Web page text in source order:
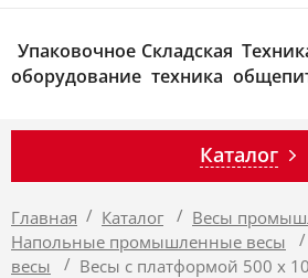
Упаковочное
оборудование
Складская
техника
Каталог
Главная / Каталог / Весы
Напольные промышленные весы
/
весы
/ Весы с платформой 500 х